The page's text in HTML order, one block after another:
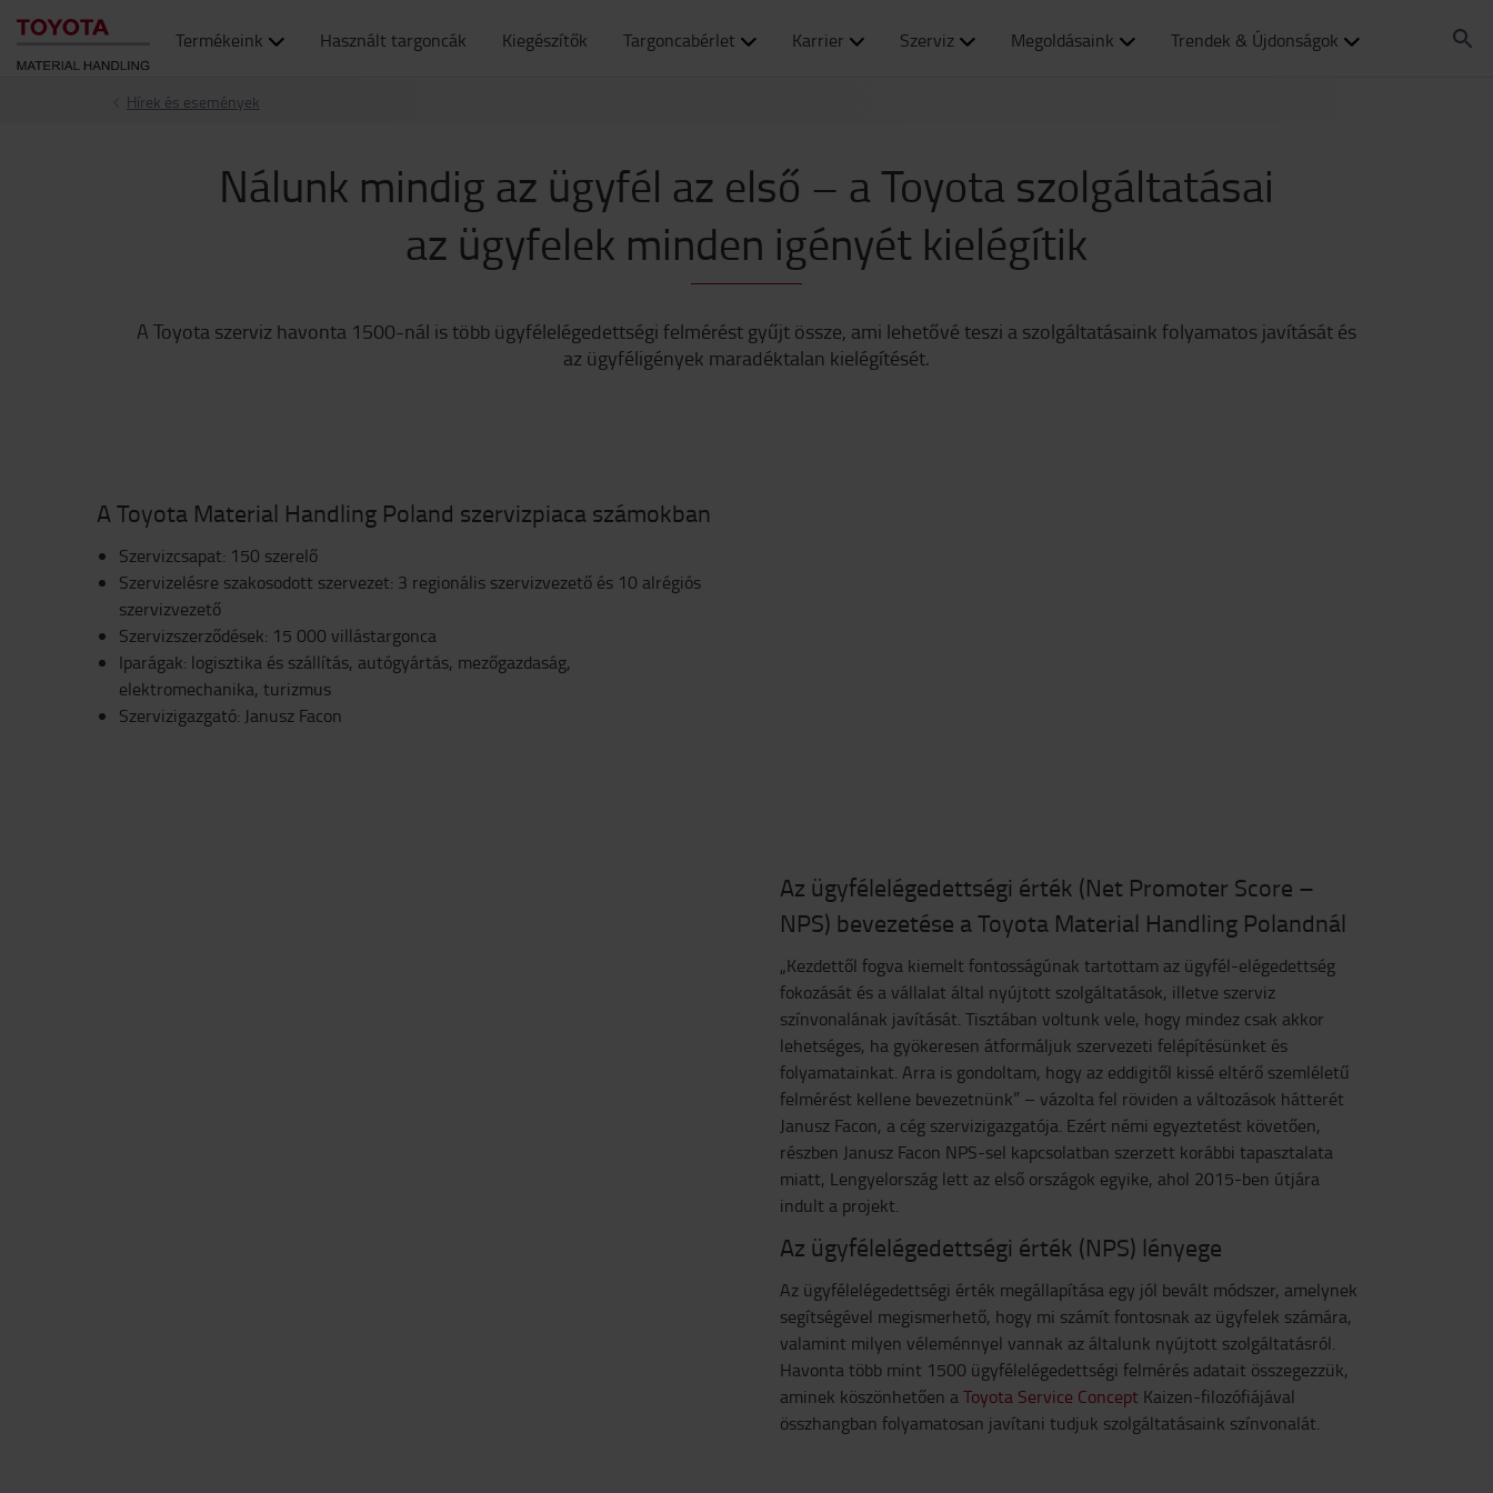
Termékeink Használt targoncák Kiegészítők Targoncabérlet Karrier Szerviz Megoldásaink Trendek & Újdonságok
Hírek és események
Nálunk mindig az ügyfél az első – a Toyota szolgáltatásai
az ügyfelek minden igényét kielégítik
A Toyota szerviz havonta 1500-nál is több ügyfélelégedettségi felmérést gyűjt össze, ami lehetővé teszi a szolgáltatásaink folyamatos javítását és
az ügyféligények maradéktalan kielégítését.
A Toyota Material Handling Poland szervizpiaca számokban
Szervizcsapat: 150 szerelő
Szervizelésre szakosodott szervezet: 3 regionális szervizvezető és 10 alrégiós
szervizvezető
Szervizszerződések: 15 000 villástargonca
Iparágak: logisztika és szállítás, autógyártás, mezőgazdaság,
elektromechanika, turizmus
Szervizigazgató: Janusz Facon
Az ügyfélelégedettségi érték (Net Promoter Score –
NPS) bevezetése a Toyota Material Handling Polandnál
„Kezdettől fogva kiemelt fontosságúnak tartottam az ügyfél-elégedettség
fokozását és a vállalat által nyújtott szolgáltatások, illetve szerviz
színvonalának javítását. Tisztában voltunk vele, hogy mindez csak akkor
lehetséges, ha gyökeresen átformáljuk szervezeti felépítésünket és
folyamatainkat. Arra is gondoltam, hogy az eddigitől kissé eltérő szemléletű
felmérést kellene bevezetnünk” – vázolta fel röviden a változások hátterét
Janusz Facon, a cég szervizigazgatója. Ezért némi egyeztetést követően,
részben Janusz Facon NPS-sel kapcsolatban szerzett korábbi tapasztalata
miatt, Lengyelország lett az első országok egyike, ahol 2015-ben útjára
indult a projekt.
Az ügyfélelégedettségi érték (NPS) lényege
Az ügyfélelégedettségi érték megállapítása egy jól bevált módszer, amelynek
segítségével megismerhető, hogy mi számít fontosnak az ügyfelek számára,
valamint milyen véleménnyel vannak az általunk nyújtott szolgáltatásról.
Havonta több mint 1500 ügyfélelégedettségi felmérés adatait összegezzük,
aminek köszönhetően aToyota Service Concept Kaizen-filozófiájával
összhangban folyamatosan javítani tudjuk szolgáltatásaink színvonalát.